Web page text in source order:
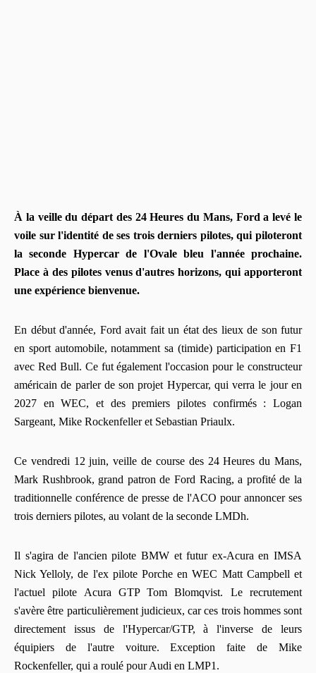
À la veille du départ des 24 Heures du Mans, Ford a levé le
voile sur l'identité de ses trois derniers pilotes, qui piloteront
la seconde Hypercar de l'Ovale bleu l'année prochaine.
Place à des pilotes venus d'autres horizons, qui apporteront
une expérience bienvenue.
En début d'année, Ford avait fait un état des lieux de son futur
en sport automobile, notamment sa (timide) participation en F1
avec Red Bull. Ce fut également l'occasion pour le constructeur
américain de parler de son projet Hypercar, qui verra le jour en
2027 en WEC, et des premiers pilotes confirmés : Logan
Sargeant, Mike Rockenfeller et Sebastian Priaulx.
Ce vendredi 12 juin, veille de course des 24 Heures du Mans,
Mark Rushbrook, grand patron de Ford Racing, a profité de la
traditionnelle conférence de presse de l'ACO pour annoncer ses
trois derniers pilotes, au volant de la seconde LMDh.
Il s'agira de l'ancien pilote BMW et futur ex-Acura en IMSA
Nick Yelloly, de l'ex pilote Porche en WEC Matt Campbell et
l'actuel pilote Acura GTP Tom Blomqvist. Le recrutement
s'avère être particulièrement judicieux, car ces trois hommes sont
directement issus de l'Hypercar/GTP, à l'inverse de leurs
équipiers de l'autre voiture. Exception faite de Mike
Rockenfeller, qui a roulé pour Audi en LMP1.